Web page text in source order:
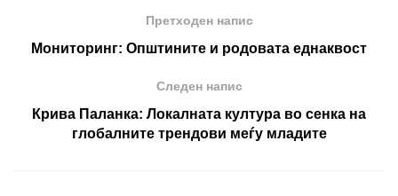
Претходен напис
Мониторинг: Општините и родовата еднаквост
Следен напис
Крива Паланка: Локалната култура во сенка на
глобалните трендови меѓу младите